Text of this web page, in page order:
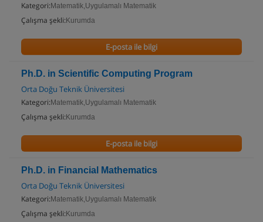
Kategori: Matematik,Uygulamalı Matematik
Çalışma şekli: Kurumda
E-posta ile bilgi
Ph.D. in Scientific Computing Program
Orta Doğu Teknik Üniversitesi
Kategori: Matematik,Uygulamalı Matematik
Çalışma şekli: Kurumda
E-posta ile bilgi
Ph.D. in Financial Mathematics
Orta Doğu Teknik Üniversitesi
Kategori: Matematik,Uygulamalı Matematik
Çalışma şekli: Kurumda